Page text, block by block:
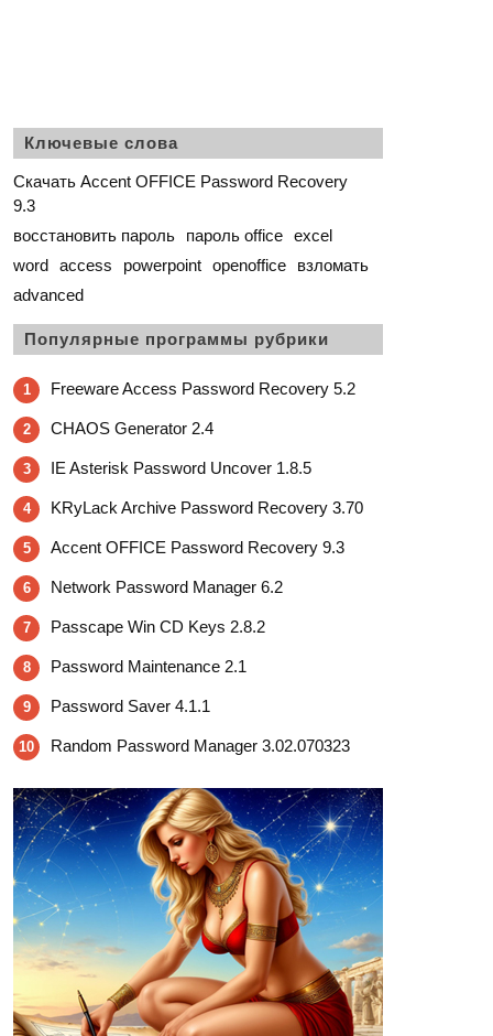
Ключевые слова
Скачать Accent OFFICE Password Recovery
9.3
восстановить пароль
пароль office excel
word access powerpoint openoffice
взломать
advanced
Популярные программы рубрики
1 Freeware Access Password Recovery 5.2
2 CHAOS Generator 2.4
3 IE Asterisk Password Uncover 1.8.5
4 KRyLack Archive Password Recovery 3.70
5 Accent OFFICE Password Recovery 9.3
6 Network Password Manager 6.2
7 Passcape Win CD Keys 2.8.2
8 Password Maintenance 2.1
9 Password Saver 4.1.1
10 Random Password Manager 3.02.070323